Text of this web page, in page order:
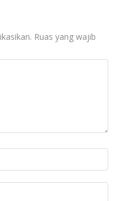
Ruas yang wajib